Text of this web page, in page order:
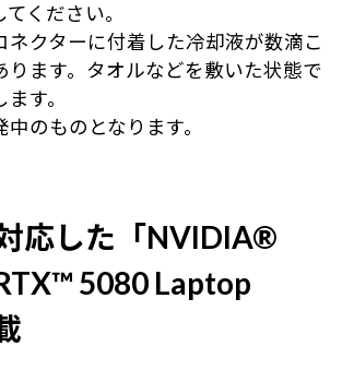
ください。
クターに付着した冷却液が数滴こ
ります。タオルなどを敷いた状態で
す。
のものとなります。
応した「NVIDIA®
5080 Laptop